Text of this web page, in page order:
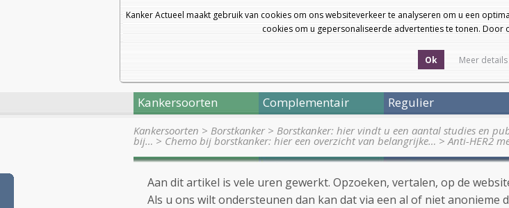
Kanker Actueel maakt gebruik van cookies om ons websiteverkeer te analyseren om u een
cookies om u gepersonaliseerde advertenties te tonen. Door
Ok Meer details
Kankersoorten Complementair Regulier
Kankersoorten > Borstkanker> Borstkanker: hier vindt u een aantal studies en
bij… > Chemo bij borstkanker: hier een overzicht van belangrijke… >Anti-HER2
Aan dit artikel is vele uren gewerkt. Opzoeken, vertalen, op de
Als u ons wilt ondersteunen dan kan dat via een al of niet anonieme